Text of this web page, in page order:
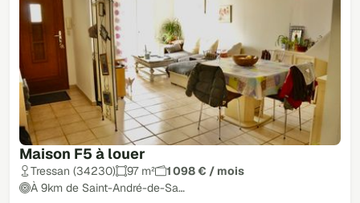
Maison F5 à louer
Tressan (34230) 97 m²
1 098 € / mois
À 9km de Saint-André-de-Sa…